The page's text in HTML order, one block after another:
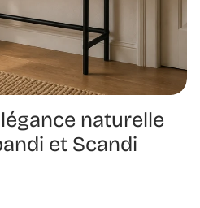
naturelle
et Scandi